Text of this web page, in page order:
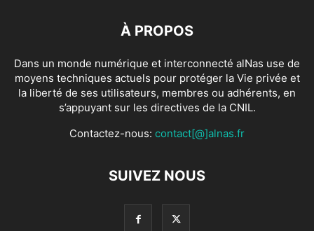
À PROPOS
Dans un monde numérique et interconnecté alNas use de
moyens techniques actuels pour protéger la Vie privée et
la liberté de ses utilisateurs, membres ou adhérents, en
s’appuyant sur les directives de la CNIL.
Contactez-nous: contact[@]alnas.fr
SUIVEZ NOUS